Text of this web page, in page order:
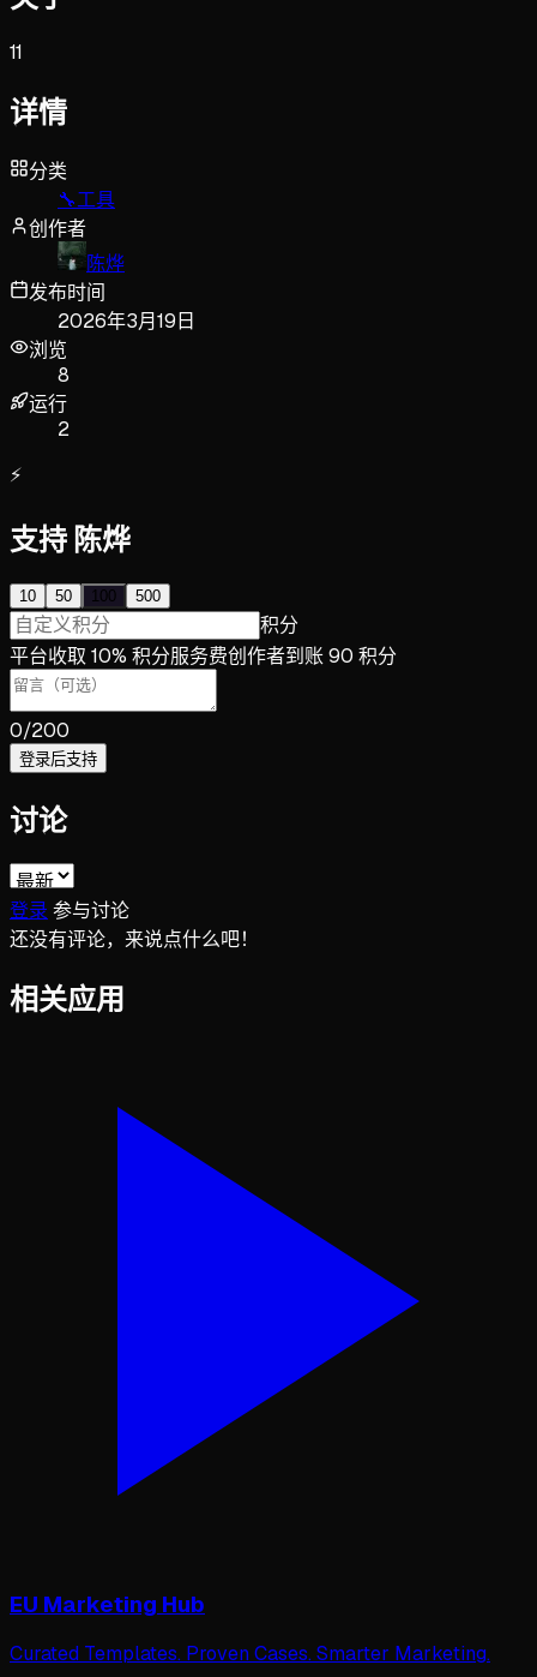
11
详情
分类
🔧工具
创作者
陈烨
发布时间
2026年3月19日
浏览
8
运行
2
⚡
支持 陈烨
10 50 100 500
积分
平台收取 10% 积分服务费创作者到账 90 积分
0/200
登录后支持
讨论
登录 参与讨论
还没有评论，来说点什么吧！
相关应用
EU Marketing Hub
Curated Templates. Proven Cases. Smarter Marketing.